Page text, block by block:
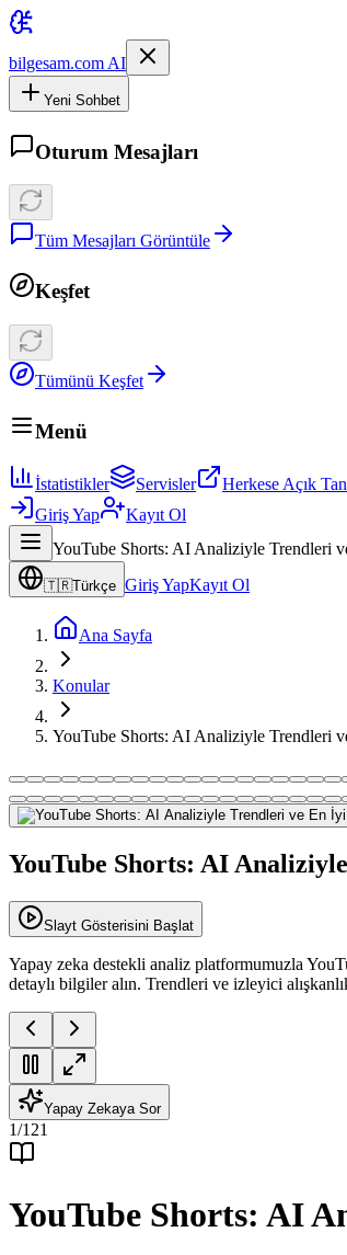
bilgesam.com AI
Yeni Sohbet
Oturum Mesajları
Tüm Mesajları Görüntüle
Keşfet
Tümünü Keşfet
Menü
İstatistikler Servisler Herkese Açık
Giriş Yap
Kayıt Ol
YouTube Shorts: AI Analiziyle Trendleri
🇹🇷Türkçe Giriş YapKayıt Ol
Ana Sayfa
Konular
YouTube Shorts: AI Analiziyle Trendleri
YouTube Shorts: AI
Slayt Gösterisini Başlat
Yapay zeka destekli analiz platformumuzla
detaylı bilgiler alın. Trendleri ve izleyici
Yapay Zekaya Sor
1/121
YouTube Shorts: AI